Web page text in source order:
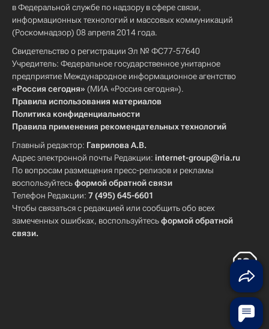
в Федеральной службе по надзору в сфере связи,
информационных технологий и массовых коммуникаций
(Роскомнадзор) 08 апреля 2014 года.
Свидетельство о регистрации Эл № ФС77-57640
Учредитель: Федеральное государственное унитарное
предприятие Международное информационное агентство
«Россия сегодня» (МИА «Россия сегодня»).
Правила использования материалов
Политика конфиденциальности
Правила применения рекомендательных технологий
Главный редактор: Гаврилова А.В.
Адрес электронной почты Редакции: internet-group@ria.ru
По вопросам размещения пресс-релизов и рекламы
воспользуйтесьформой обратной связи
Телефон Редакции: 7 (495) 645-6601
Чтобы связаться с редакцией или сообщить обо всех
замеченных ошибках, воспользуйтесьформой обратной
связи.